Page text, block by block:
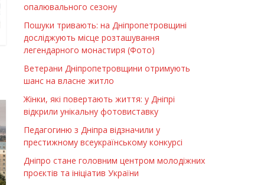
опалювального сезону
Пошуки тривають: на Дніпропетровщині
досліджують місце розташування
легендарного монастиря (Фото)
Ветерани Дніпропетровщини отримують
шанс на власне житло
Жінки, які повертають життя: у Дніпрі
відкрили унікальну фотовиставку
Педагогиню з Дніпра відзначили у
престижному всеукраїнському конкурсі
Дніпро стане головним центром молодіжних
проєктів та ініціатив України